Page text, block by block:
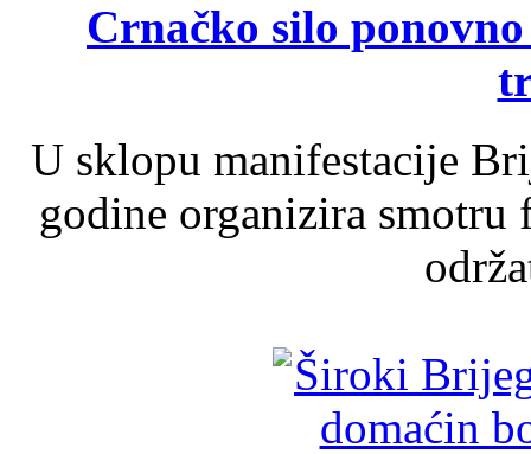
Crnačko silo
U sklopu manifestacije
godine organizira